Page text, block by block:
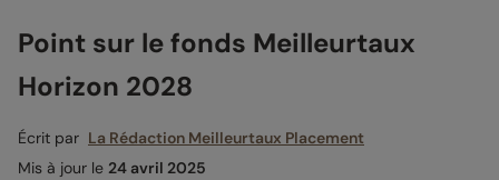
Point sur le fonds Meilleurtaux
Horizon 2028
Écrit par La Rédaction Meilleurtaux Placement
Mis à jour le 24 avril 2025